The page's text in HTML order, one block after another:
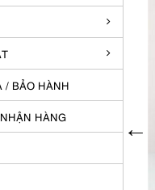
/ BẢO HÀNH
HÀNG